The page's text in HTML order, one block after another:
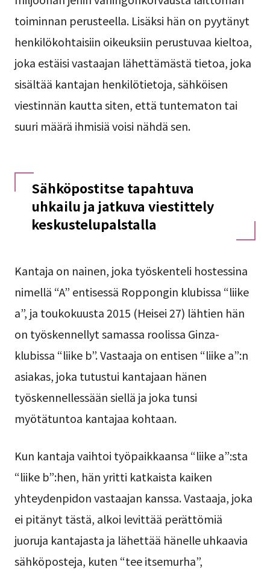
toiminnan perusteella. Lisäksi hän on pyytänyt
henkilökohtaisiin oikeuksiin perustuvaa kieltoa,
joka estäisi vastaajan lähettämästä tietoa, joka
sisältää kantajan henkilötietoja, sähköisen
viestinnän kautta siten, että tuntematon tai
suuri määrä ihmisiä voisi nähdä sen.
Sähköpostitse tapahtuva
uhkailu ja jatkuva viestittely
keskustelupalstalla
Kantaja on nainen, joka työskenteli hostessina
nimellä “A” entisessä Roppongin klubissa “liike
a”, ja toukokuusta 2015 (Heisei 27) lähtien hän
on työskennellyt samassa roolissa Ginza-
klubissa “liike b”. Vastaaja on entisen “liike a”:n
asiakas, joka tutustui kantajaan hänen
työskennellessään siellä ja joka tunsi
myötätuntoa kantajaa kohtaan.
Kun kantaja vaihtoi työpaikkaansa “liike a”:sta
“liike b”:hen, hän yritti katkaista kaiken
yhteydenpidon vastaajan kanssa. Vastaaja, joka
ei pitänyt tästä, alkoi levittää perättömiä
juoruja kantajasta ja lähettää hänelle uhkaavia
sähköposteja, kuten “tee itsemurha”,